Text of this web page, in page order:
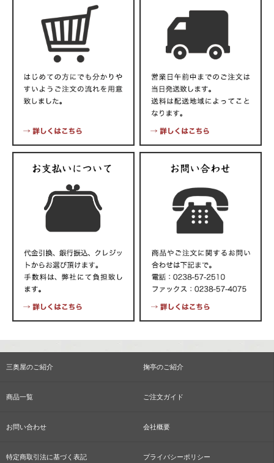
三奥屋のご紹介 掬亭のご紹介
商品一覧 ご注文ガイド
お問い合わせ 会社概要
特定商取引法に基づく表記 プライバシーポリシー